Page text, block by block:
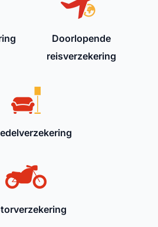
Doorlopende
reisverzekering